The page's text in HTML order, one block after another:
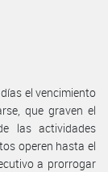
el vencimiento
que graven el
las actividades
operen hasta el
a prorrogar